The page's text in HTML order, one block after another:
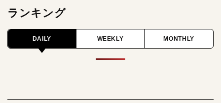
ランキング
DAILY WEEKLY MONTHLY